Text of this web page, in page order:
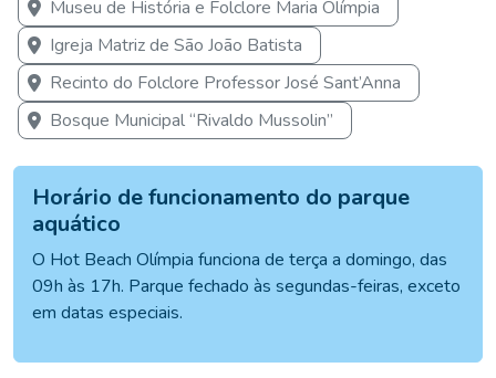
Museu de História e Folclore Maria Olímpia
Igreja Matriz de São João Batista
Recinto do Folclore Professor José Sant’Anna
Bosque Municipal “Rivaldo Mussolin”
Horário de funcionamento do parque
aquático
O Hot Beach Olímpia funciona de terça a domingo, das
09h às 17h. Parque fechado às segundas-feiras, exceto
em datas especiais.